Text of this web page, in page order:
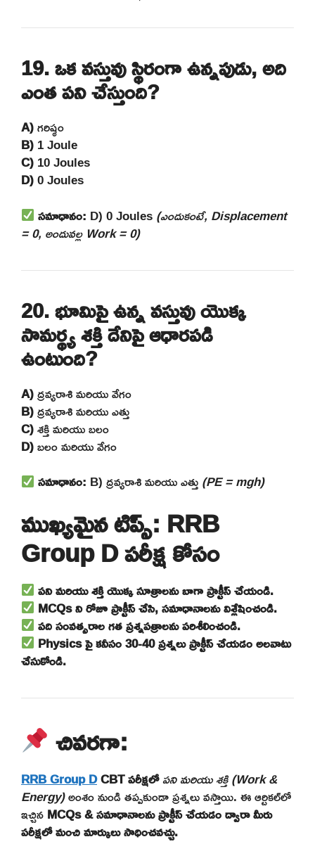
19. ఒక వస్తువు స్థిరంగా ఉన్నపుడు, అది
ఎంత పని చేస్తుంది?
A)గరిష్ఠం
B)1 Joule
C)10 Joules
D)0 Joules
సమాధానం: D) 0 Joules(ఎందుకంటే, Displacement
= 0, అందువల్ల Work = 0)
20. భూమిపై ఉన్న వస్తువు యొక్క
సామర్థ్య శక్తి దేనిపై ఆధారపడి
ఉంటుంది?
A)ద్రవ్యరాశి మరియు వేగం
B)ద్రవ్యరాశి మరియు ఎత్తు
C)శక్తి మరియు బలం
D)బలం మరియు వేగం
సమాధానం: B) ద్రవ్యరాశి మరియు ఎత్తు(PE = mgh)
ముఖ్యమైన టిప్స్: RRB
Group D పరీక్ష కోసం
పని మరియు శక్తి యొక్క సూత్రాలను బాగా ప్రాక్టీస్ చేయండి.
MCQs ని రోజూ ప్రాక్టీస్ చేసి, సమాధానాలను విశ్లేషించండి.
పది సంవత్సరాల గత ప్రశ్నపత్రాలను పరిశీలించండి.
Physics పై కనీసం 30-40 ప్రశ్నలు ప్రాక్టీస్ చేయడం అలవాటు
చేసుకోండి.
చివరగా:
RRB Group DCBT పరీక్షలోపని మరియు శక్తి (Work &
Energy)అంశం నుండి తప్పకుండా ప్రశ్నలు వస్తాయి. ఈ ఆర్టికల్‌లో
ఇచ్చినMCQs & సమాధానాలను ప్రాక్టీస్ చేయడం ద్వారా మీరు
పరీక్షలో మంచి మార్కులు సాధించవచ్చు.